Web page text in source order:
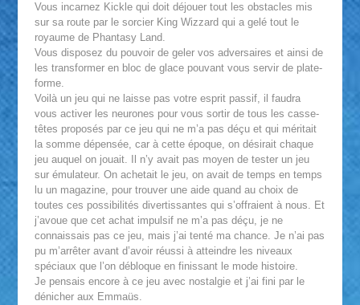
Vous incarnez Kickle qui doit déjouer tout les obstacles mis
sur sa route par le sorcier King Wizzard qui a gelé tout le
royaume de Phantasy Land.
Vous disposez du pouvoir de geler vos adversaires et ainsi de
les transformer en bloc de glace pouvant vous servir de plate-
forme.
Voilà un jeu qui ne laisse pas votre esprit passif, il faudra
vous activer les neurones pour vous sortir de tous les casse-
têtes proposés par ce jeu qui ne m’a pas déçu et qui méritait
la somme dépensée, car à cette époque, on désirait chaque
jeu auquel on jouait. Il n’y avait pas moyen de tester un jeu
sur émulateur. On achetait le jeu, on avait de temps en temps
lu un magazine, pour trouver une aide quand au choix de
toutes ces possibilités divertissantes qui s’offraient à nous. Et
j’avoue que cet achat impulsif ne m’a pas déçu, je ne
connaissais pas ce jeu, mais j’ai tenté ma chance. Je n’ai pas
pu m’arrêter avant d’avoir réussi à atteindre les niveaux
spéciaux que l’on débloque en finissant le mode histoire.
Je pensais encore à ce jeu avec nostalgie et j’ai fini par le
dénicher aux Emmaüs.